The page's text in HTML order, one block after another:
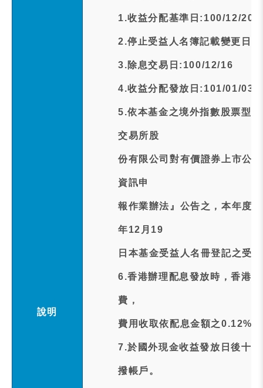
說明
1.收益分配基準日:100/12/20
2.停止受益人名簿記載變更日
3.除息交易日:100/12/16
4.收益分配發放日:101/01/03
5.依本基金之境外指數股票型
交易所股
份有限公司對有價證券上市公
資訊申
報作業辦法』公告之，本年度
年12月19
日本基金受益人名冊登記之受
6.香港辦理配息發放時，香港
費，
費用收取依配息金額之0.12%
7.於國外現金收益發放日後十
撥帳戶。